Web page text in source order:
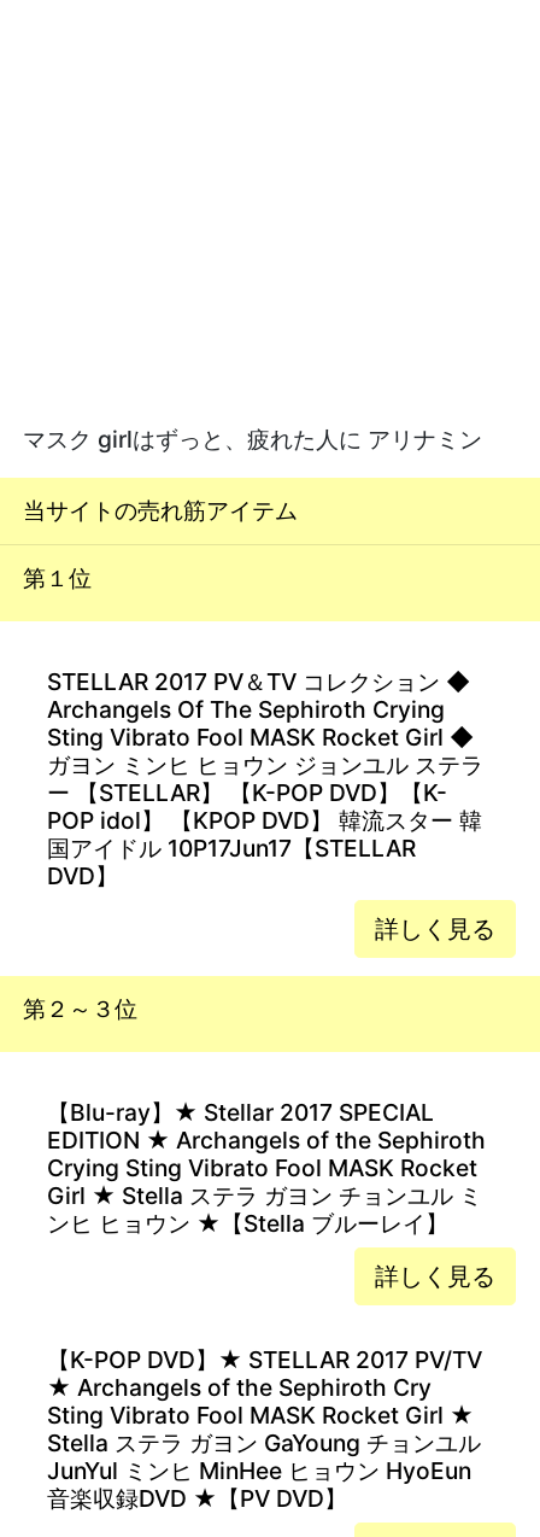
マスク girlはずっと、疲れた人に アリナミン
当サイトの売れ筋アイテム
第１位
STELLAR 2017 PV＆TV コレクション ◆
Archangels Of The Sephiroth Crying
Sting Vibrato Fool MASK Rocket Girl ◆
ガヨン ミンヒ ヒョウン ジョンユル ステラ
ー 【STELLAR】 【K-POP DVD】【K-
POP idol】 【KPOP DVD】 韓流スター 韓
国アイドル 10P17Jun17【STELLAR
DVD】
詳しく見る
第２～３位
【Blu-ray】★ Stellar 2017 SPECIAL
EDITION ★ Archangels of the Sephiroth
Crying Sting Vibrato Fool MASK Rocket
Girl ★ Stella ステラ ガヨン チョンユル ミ
ンヒ ヒョウン ★【Stella ブルーレイ】
詳しく見る
【K-POP DVD】★ STELLAR 2017 PV/TV
★ Archangels of the Sephiroth Cry
Sting Vibrato Fool MASK Rocket Girl ★
Stella ステラ ガヨン GaYoung チョンユル
JunYul ミンヒ MinHee ヒョウン HyoEun
音楽収録DVD ★【PV DVD】